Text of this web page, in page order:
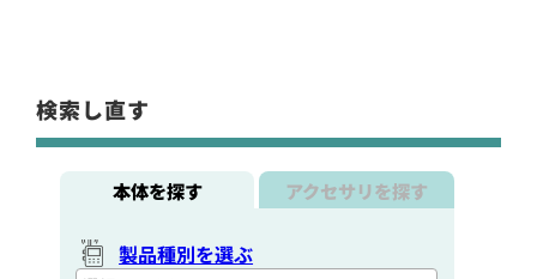
検索し直す
本体を探す アクセサリを探す
製品種別を選ぶ